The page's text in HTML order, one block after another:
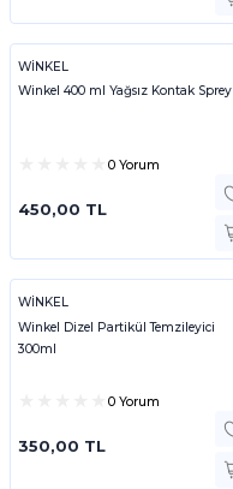
WİNKEL
Winkel 400 ml Yağsız Kontak Sprey
0 Yorum
450,00 TL
WİNKEL
Winkel Dizel Partikül Temzileyici
300ml
0 Yorum
350,00 TL